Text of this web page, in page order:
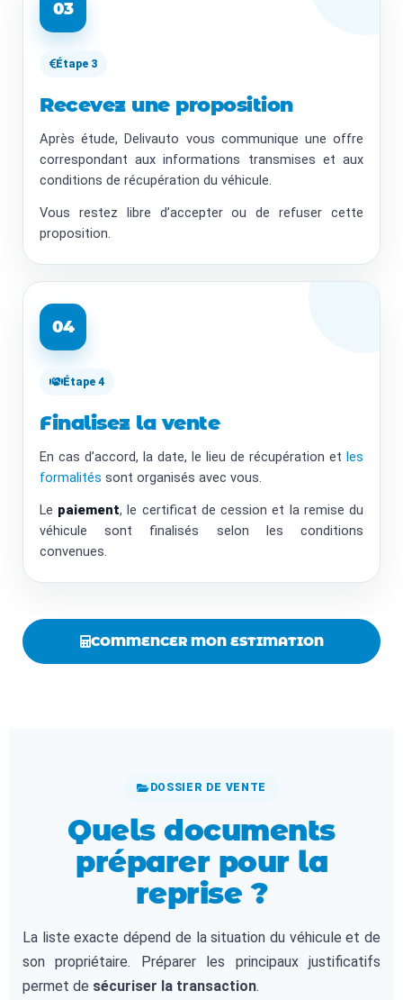
03
Étape 3
Recevez une proposition
Après étude, Delivauto vous communique une offre
correspondant aux informations transmises et aux
conditions de récupération du véhicule.
Vous restez libre d’accepter ou de refuser cette
proposition.
04
Étape 4
Finalisez la vente
En cas d’accord, la date, le lieu de récupération et les
formalités sont organisés avec vous.
Le paiement, le certificat de cession et la remise du
véhicule sont finalisés selon les conditions
convenues.
COMMENCER MON ESTIMATION
DOSSIER DE VENTE
Quels documents
préparer pour la
reprise ?
La liste exacte dépend de la situation du véhicule et de
son propriétaire. Préparer les principaux justificatifs
permet de sécuriser la transaction.